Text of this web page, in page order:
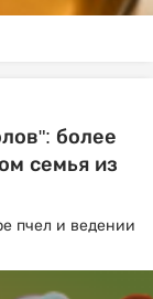
более
семья из
пчел и ведении